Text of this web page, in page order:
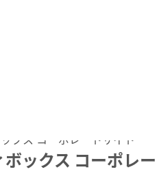
クス コーポレートサイト
ボックス コーポレ